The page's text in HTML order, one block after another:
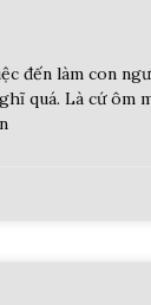
đến làm con
quá. Là cứ ôm